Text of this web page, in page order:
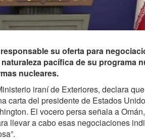
su oferta para
pacífica de su programa
nucleares.
iraní de Exteriores, declara
carta del presidente de Estados
El vocero persa señala a
llevar a cabo esas negociaciones